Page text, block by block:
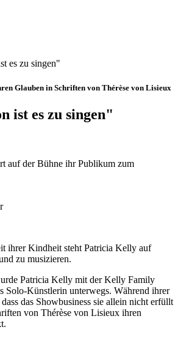
es zu singen"
Glauben in Schriften von Thérèse von Lisieux
ist es zu singen"
ihrer Kindheit steht Patricia Kelly auf
zu musizieren.
Patricia Kelly mit der Kelly Family
Solo-Künstlerin unterwegs. Während ihrer
das Showbusiness sie allein nicht erfüllt
von Thérèse von Lisieux ihren